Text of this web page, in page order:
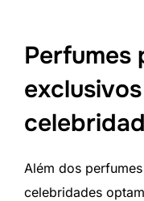
Perfumes
Além dos
celebridades